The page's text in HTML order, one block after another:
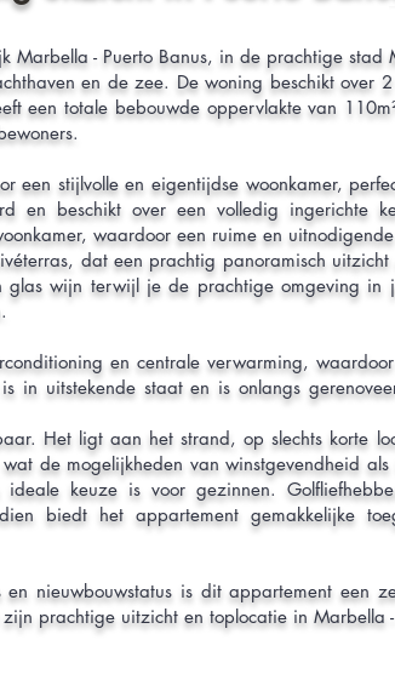
Marbella - Puerto Banus, in de prachtige
en de zee. De woning beschikt over
een totale bebouwde oppervlakte van
een stijlvolle en eigentijdse woonkamer,
en beschikt over een volledig ingerichte
waardoor een ruime en
dat een prachtig panoramisch
wijn terwijl je de prachtige omgeving in
en centrale verwarming,
in uitstekende staat en is onlangs
Het ligt aan het strand, op slechts korte
de mogelijkheden van winstgevendheid
keuze is voor gezinnen.
biedt het appartement gemakkelijke
en nieuwbouwstatus is dit appartement een
prachtige uitzicht en toplocatie in Marbella -